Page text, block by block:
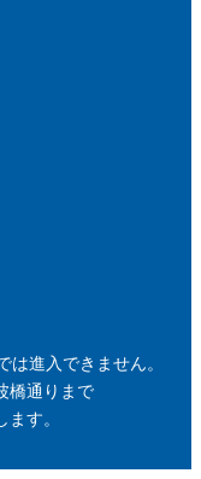
進入できません。
橋通りまで
す。